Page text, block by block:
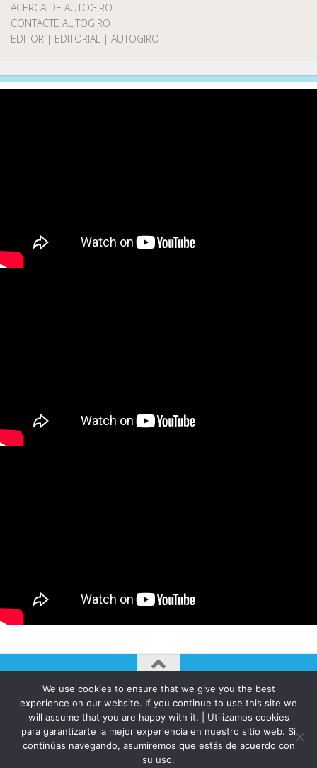
ACERCA DE AUTOGIRO
CONTACTE AUTOGIRO
EDITOR | EDITORIAL | AUTOGIRO
AUTOGIRO/el giro del arte actual © JAVIER MARTINEZ 2026. All
Rights Reserved.
Funciona con - Diseñado con elTema Hueman
We use cookies to ensure that we give you the best
experience on our website. If you continue to use this site we
will assume that you are happy with it. | Utilizamos cookies
para garantizarte la mejor experiencia en nuestro sitio web. Si
continúas navegando, asumiremos que estás de acuerdo con
su uso.